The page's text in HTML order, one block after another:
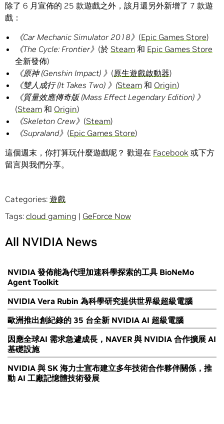
除了 6 月宣佈的 25 款遊戲之外，該月還另外新增了 7 款遊
戲：
《Car Mechanic Simulator 2018》 (Epic Games Store)
《The Cycle: Frontier》 (於 Steam 和 Epic Games Store
全新發佈)
《原神(Genshin Impact) 》 (原生遊戲啟動器)
《雙人成行(It Takes Two) 》 (Steam 和 Origin)
《質量效應傳奇版(Mass Effect Legendary Edition) 》
(Steam 和 Origin)
《Skeleton Crew》 (Steam)
《Supraland》 (Epic Games Store)
這個週末，你打算玩什麼遊戲呢？ 歡迎在 Facebook 或下方
留言與我們分享。
Categories: 遊戲
Tags: cloud gaming | GeForce Now
All NVIDIA News
NVIDIA 發佈能為代理加速科學探索的工具 BioNeMo
Agent Toolkit
NVIDIA Vera Rubin 為科學研究提供世界級超級電腦
歐洲推出創紀錄的 35 台全新 NVIDIA AI 超級電腦
因應全球AI 需求急遽成長，NAVER 與 NVIDIA 合作擴展 AI
基礎設施
NVIDIA 與 SK 海力士宣布建立多年技術合作夥伴關係，推
動 AI 工廠記憶體技術發展